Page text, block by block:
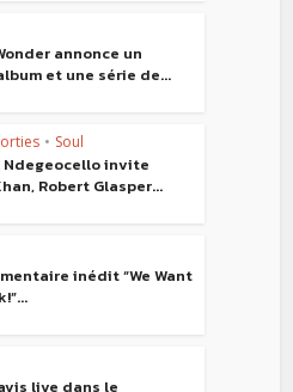
annonce un
et une série de...
• Soul
Ndegeocello invite
Robert Glasper...
inédit “We Want
live dans le